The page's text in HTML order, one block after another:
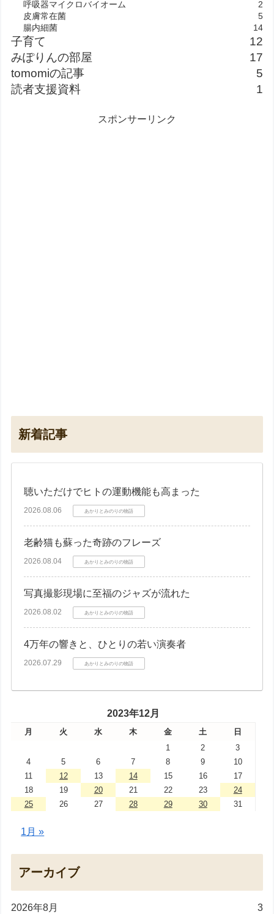
呼吸器マイクロバイオーム
2
皮膚常在菌
5
腸内細菌
14
子育て
12
みぽりんの部屋
17
tomomiの記事
5
読者支援資料
1
スポンサーリンク
新着記事
聴いただけでヒトの運動機能も高まった
2026.08.06 あかりとみのりの物語
老齢猫も蘇った奇跡のフレーズ
2026.08.04 あかりとみのりの物語
写真撮影現場に至福のジャズが流れた
2026.08.02 あかりとみのりの物語
4万年の響きと、ひとりの若い演奏者
2026.07.29 あかりとみのりの物語
2023年12月
月 火 水 木 金 土
日
1
2
3
4
5 6 7 8 9
10
11
12 13 14 15 16
17
18
19 20 21 22 23
24
25
26 27 28 29 30 31
1月 »
アーカイブ
2026年8月
3